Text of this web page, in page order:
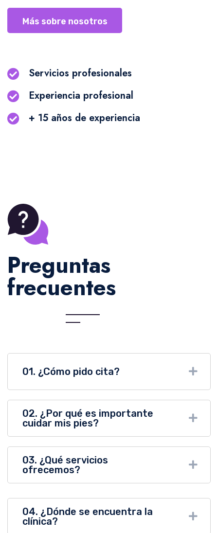
Más sobre nosotros
Servicios profesionales
Experiencia profesional
+ 15 años de experiencia
Preguntas
frecuentes
01. ¿Cómo pido cita?
02. ¿Por qué es importante
cuidar mis pies?
03. ¿Qué servicios
ofrecemos?
04. ¿Dónde se encuentra la
clínica?